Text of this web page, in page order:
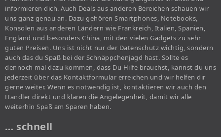
informieren dich. Auch Deals aus anderen Bereichen schauen wir
uns ganz genau an. Dazu gehören Smartphones, Notebooks,
Konsolen aus anderen Ländern wie Frankreich, Italien, Spanien,
England und besonders China, mit den vielen Gadgets zu sehr
guten Preisen. Uns ist nicht nur der Datenschutz wichtig, sondern
auch das du Spaß bei der Schnäppchenjagd hast. Sollte es
dennoch mal dazu kommen, dass Du Hilfe brauchst, kannst du uns
jederzeit über das Kontaktformular erreichen und wir helfen dir
gerne weiter. Wenn es notwendig ist, kontaktieren wir auch den
Händler direkt und klären die Angelegenheit, damit wir alle
weiterhin Spaß am Sparen haben.
… schnell